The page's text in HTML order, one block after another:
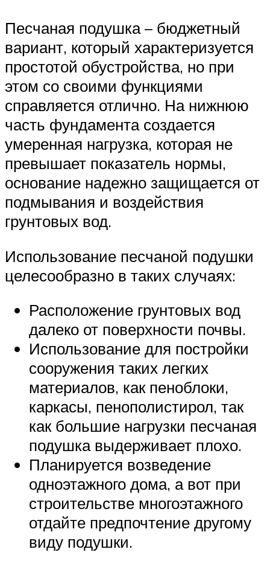
Песчаная подушка – бюджетный
вариант, который характеризуется
простотой обустройства, но при
этом со своими функциями
справляется отлично. На нижнюю
часть фундамента создается
умеренная нагрузка, которая не
превышает показатель нормы,
основание надежно защищается от
подмывания и воздействия
грунтовых вод.
Использование песчаной подушки
целесообразно в таких случаях:
Расположение грунтовых вод
далеко от поверхности почвы.
Использование для постройки
сооружения таких легких
материалов, как пеноблоки,
каркасы, пенополистирол, так
как большие нагрузки песчаная
подушка выдерживает плохо.
Планируется возведение
одноэтажного дома, а вот при
строительстве многоэтажного
отдайте предпочтение другому
виду подушки.